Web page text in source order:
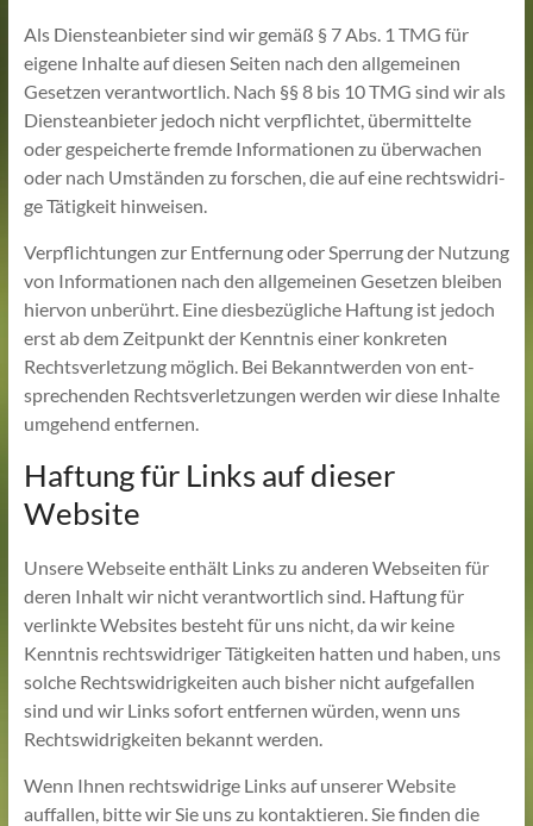
Als Diens­te­an­bie­ter sind wir gemäß § 7 Abs. 1 TMG für
eige­ne Inhal­te auf die­sen Sei­ten nach den all­ge­mei­nen
Geset­zen ver­ant­wort­lich. Nach §§ 8 bis 10 TMG sind wir als
Diens­te­an­bie­ter jedoch nicht ver­pflich­tet, über­mit­tel­te
oder gespei­cher­te frem­de Infor­ma­tio­nen zu über­wa­chen
oder nach Umstän­den zu for­schen, die auf eine rechts­wid­ri­
ge Tätig­keit hinweisen.
Ver­pflich­tun­gen zur Ent­fer­nung oder Sper­rung der Nut­zung
von Infor­ma­tio­nen nach den all­ge­mei­nen Geset­zen blei­ben
hier­von unbe­rührt. Eine dies­be­züg­li­che Haf­tung ist jedoch
erst ab dem Zeit­punkt der Kennt­nis einer kon­kre­ten
Rechts­ver­let­zung mög­lich. Bei Bekannt­wer­den von ent­
spre­chen­den Rechts­ver­let­zun­gen wer­den wir die­se Inhal­te
umge­hend entfernen.
Haftung für Links auf dieser
Website
Unsere Webseite enthält Links zu anderen Webseiten für
deren Inhalt wir nicht verantwortlich sind. Haftung für
verlinkte Websites besteht für uns nicht, da wir keine
Kenntnis rechtswidriger Tätigkeiten hatten und haben, uns
solche Rechtswidrigkeiten auch bisher nicht aufgefallen
sind und wir Links sofort entfernen würden, wenn uns
Rechtswidrigkeiten bekannt werden.
Wenn Ihnen rechtswidrige Links auf unserer Website
auffallen, bitte wir Sie uns zu kontaktieren. Sie finden die